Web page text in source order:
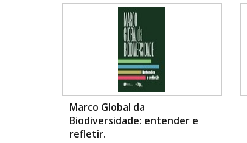
Área de Levantamento
Marco Global da
Biodiversidade: entender e
refletir.